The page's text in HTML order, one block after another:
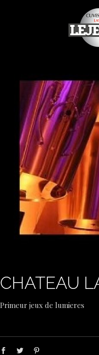
CHATEAU
Primeur jeux de lumieres